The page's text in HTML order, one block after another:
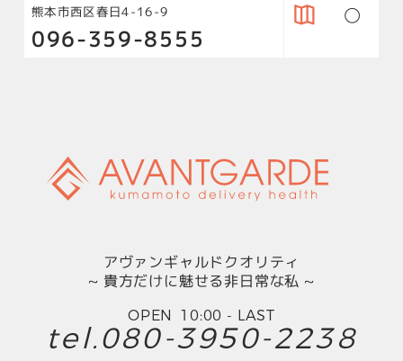
熊本市西区春日4-16-9
096-359-8555
○
アヴァンギャルドクオリティ
貴方だけに魅せる非日常な私
10:00 - LAST
080-3950-2238